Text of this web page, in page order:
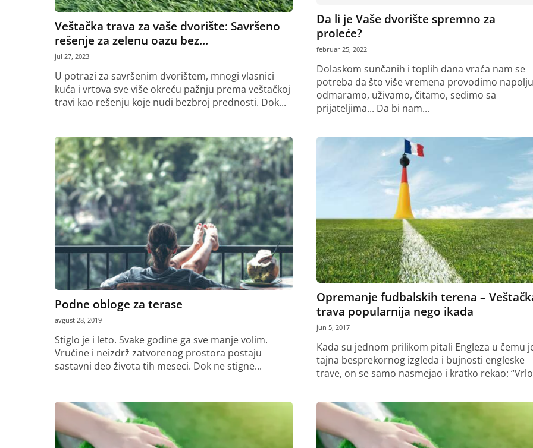
Veštačka trava za vaše dvorište: Savršeno
rešenje za zelenu oazu bez...
jul 27, 2023
U potrazi za savršenim dvorištem, mnogi vlasnici
kuća i vrtova sve više okreću pažnju prema veštačkoj
travi kao rešenju koje nudi bezbroj prednosti. Dok...
Da li je Vaše dvorište spremno za
proleće?
februar 25, 2022
Dolaskom sunčanih i toplih dana vraća nam se
potreba da što više vremena provodimo
odmaramo, uživamo, čitamo, sedimo sa
prijateljima... Da bi nam...
Podne obloge za terase
avgust 28, 2019
Stiglo je i leto. Svake godine ga sve manje volim.
Vrućine i neizdrž zatvorenog prostora postaju
sastavni deo života tih meseci. Dok ne stigne...
Opremanje fudbalskih terena –
trava popularnija nego ikada
jun 5, 2017
Kada su jednom prilikom pitali Engleza u čemu
tajna besprekornog izgleda i bujnosti engleske
trave, on se samo nasmejao i kratko rekao: